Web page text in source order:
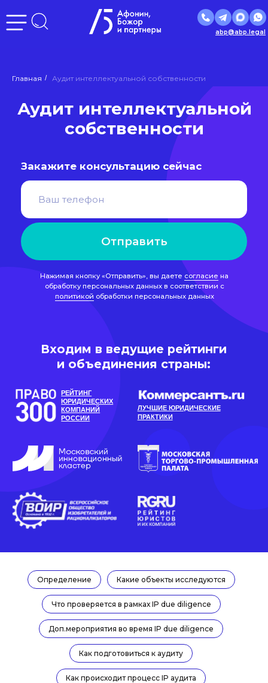
abp@abp.legal
Главная / Аудит интеллектуальной собственности
Аудит интеллектуальной
Закажите консультацию сейчас
Отправить
Нажимая кнопку «Отправить», вы даете
обработку персональных данных в соответствии с
Входим в ведущие рейтинги
и объединения страны:
ЮРИДИЧЕСКИХ
РОССИИ
ЛУЧШИЕ ЮРИДИЧЕСКИЕ
ПРАКТИКИ
Определение Какие объекты исследуются
Что проверяется в рамках IP due diligence
Доп.мероприятия во время IP due diligence
Как подготовиться к аудиту
Как происходит процесс IP аудита
Автор Полина Пушкарева
юрист практики защиты
интеллектуальной собственности
Задать вопрос эксперту